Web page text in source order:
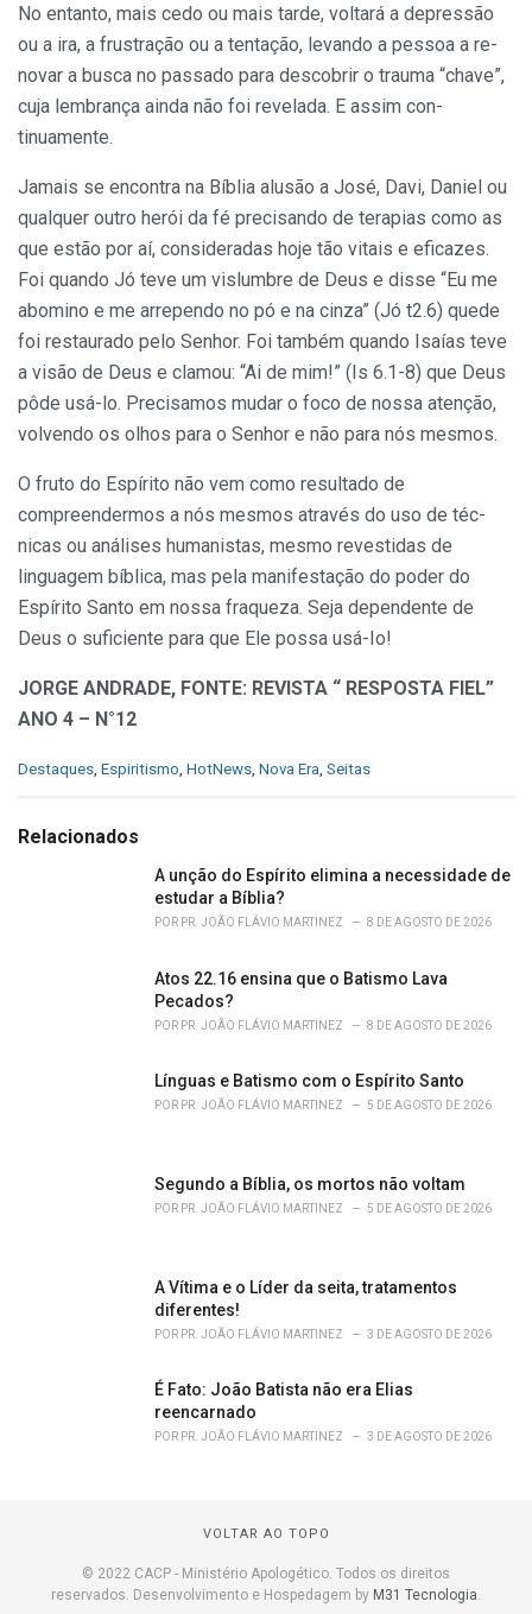
No entanto, mais cedo ou mais tarde, vol­tará a depressão
ou a ira, a frustração ou a tentação, levando a pessoa a re­
novar a busca no passado para des­cobrir o trauma “chave”,
cuja lembran­ça ainda não foi revelada. E assim con­
tinuamente.
Jamais se encontra na Bíblia alusão a José, Davi, Daniel ou
qualquer outro herói da fé precisando de tera­pias como as
que estão por aí, consi­deradas hoje tão vitais e eficazes.
Foi quando Jó teve um vislumbre de Deus e disse “Eu me
abomino e me arre­pendo no pó e na cinza” (Jó t2.6) que­de
foi restaurado pelo Senhor. Foi também quando Isaías teve
a visão de Deus e clamou: “Ai de mim!” (Is 6.1-8) que Deus
pôde usá-lo. Precisamos mudar o foco de nossa atenção,
volvendo os olhos para o Senhor e não para nós mesmos.
O fruto do Espírito não vem como resultado de
compreendermos a nós mesmos através do uso de téc­
nicas ou análises humanistas, mesmo revestidas de
linguagem bíblica, mas pela manifestação do poder do
Espí­rito Santo em nossa fraqueza. Seja dependente de
Deus o suficiente para que Ele possa usá-Io!
JORGE ANDRADE, FONTE: REVISTA “ RESPOSTA FIEL”
ANO 4 – N°12
C
e
Destaques Espiritismo HotNews Nova Era Seitas
Relacionados
A unção do Espírito elimina a necessidade de
estudar a Bíblia?
POR PR. JOÃO FLÁVIO MARTINEZ 8 DE AGOSTO DE 2026
Atos 22.16 ensina que o Batismo Lava
Pecados?
POR PR. JOÃO FLÁVIO MARTINEZ 8 DE AGOSTO DE 2026
Línguas e Batismo com o Espírito Santo
POR PR. JOÃO FLÁVIO MARTINEZ 5 DE AGOSTO DE 2026
Segundo a Bíblia, os mortos não voltam
POR PR. JOÃO FLÁVIO MARTINEZ 5 DE AGOSTO DE 2026
A Vítima e o Líder da seita, tratamentos
diferentes!
POR PR. JOÃO FLÁVIO MARTINEZ 3 DE AGOSTO DE 2026
É Fato: João Batista não era Elias
reencarnado
POR PR. JOÃO FLÁVIO MARTINEZ 3 DE AGOSTO DE 2026
VOLTAR AO TOPO
© 2022 CACP - Ministério Apologético. Todos os direitos
reservados. Desenvolvimento e Hospedagem by M31 Tecnologia.